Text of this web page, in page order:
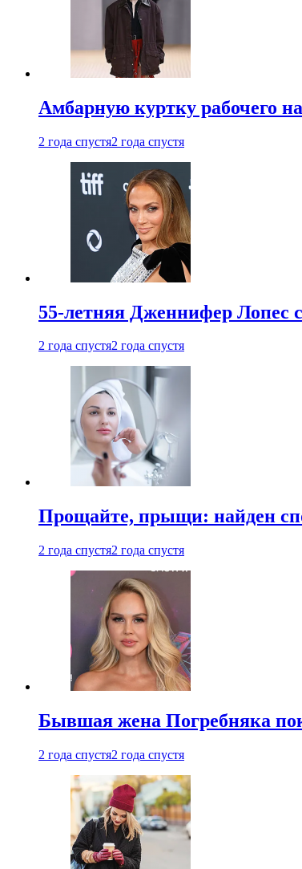
Амбарную куртку рабочего
2 года спустя2 года спустя
55-летняя Дженнифер Лопес
2 года спустя2 года спустя
Прощайте, прыщи: найден
2 года спустя2 года спустя
Бывшая жена Погребняка
2 года спустя2 года спустя